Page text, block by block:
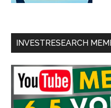
INVESTRESEARCH